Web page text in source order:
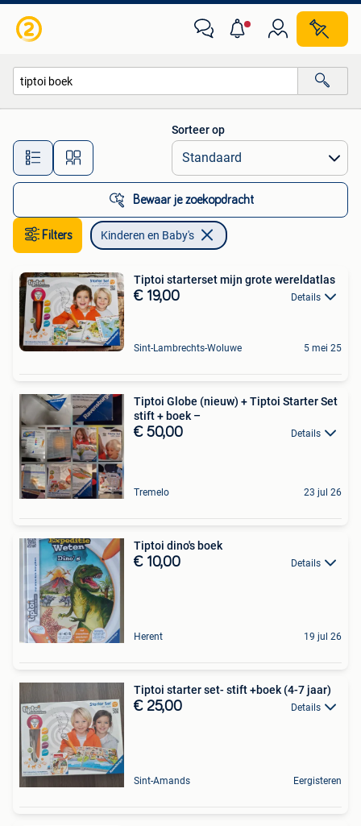
Alle afstanden…
Sorteer op
Bewaar je zoekopdracht
Filters Kinderen en Baby's
Tiptoi starterset mijn grote wereldatlas
€ 19,00 Details
Sint-Lambrechts-Woluwe 5 mei 25
Tiptoi Globe (nieuw) + Tiptoi Starter Set
stift + boek –
€ 50,00 Details
Tremelo 23 jul 26
Tiptoi dino's boek
€ 10,00 Details
Herent 19 jul 26
Tiptoi starter set- stift +boek (4-7 jaar)
€ 25,00 Details
Sint-Amands Eergisteren